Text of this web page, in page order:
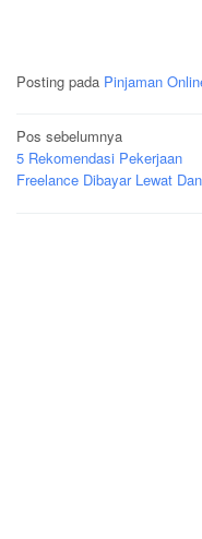
Posting pada Pinjaman
Navigasi
pos
Pos sebelumnya
5 Rekomendasi Pekerjaan
Freelance Dibayar Lewat